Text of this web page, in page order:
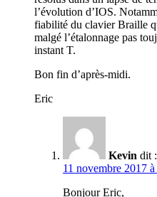
l’évolution d’IOS.
fiabilité du clavier Braille
malgé l’étalonnage pas
instant T.
Bon fin d’après-midi.
Eric
Kevin dit :
11 novembre 2017
Bonjour Eric,